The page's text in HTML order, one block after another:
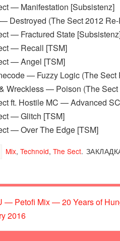
— Manifestation [Subsistenz]
Destroyed (The Sect 2012
— Fractured State
— Recall [TSM]
— Angel [TSM]
— Fuzzy Logic (The Sect
Wreckless — Poison (The Sect
ft. Hostile MC — Advanced
— Glitch [TSM]
— Over The Edge [TSM]
Mix, Technoid, The Sect.
— Petofi Mix — 20 Years of
2016